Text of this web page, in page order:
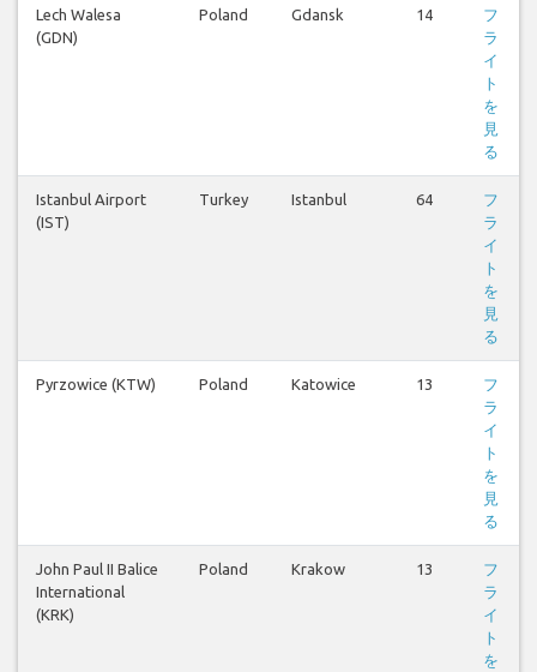
Lech Walesa
(GDN)
Poland Gdansk 14
フ
ラ
イ
ト
を
見
る
Istanbul Airport
(IST)
Turkey Istanbul 64
フ
ラ
イ
ト
を
見
る
Pyrzowice (KTW) Poland Katowice 13
フ
ラ
イ
ト
を
見
る
John Paul II Balice
International
(KRK)
Poland Krakow 13
フ
ラ
イ
ト
を